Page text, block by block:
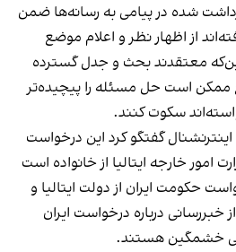
شده در پیامی به رسانه‌ها ضمن
از اظهار نظر و اعلام موضع
معتقدند بحث و جدل گسترده
ممکن است حل مسئله را پیچیده‌تر
سکوت کنند.
گفتگو کرد این درخواست
امور خارجه ایتالیا از خانواده است
حکومت ایران از دولت ایتالیا و
درباره درخواست ایران
خشمگین هستند.